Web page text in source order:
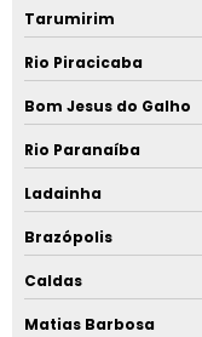
Tarumirim
Rio Piracicaba
Bom Jesus do Galho
Rio Paranaíba
Ladainha
Brazópolis
Caldas
Matias Barbosa